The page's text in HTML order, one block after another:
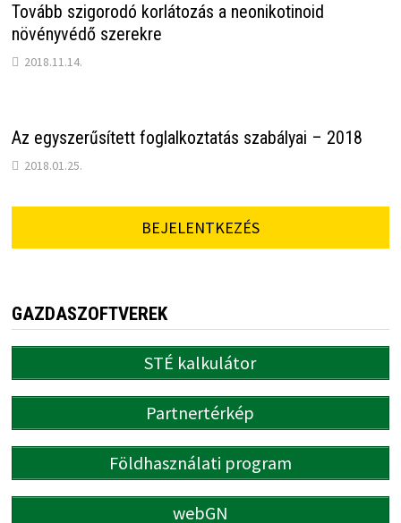
Tovább szigorodó korlátozás a neonikotinoid
növényvédő szerekre
2018.11.14.
Az egyszerűsített foglalkoztatás szabályai – 2018
2018.01.25.
BEJELENTKEZÉS
GAZDASZOFTVEREK
STÉ kalkulátor
Partnertérkép
Földhasználati program
webGN